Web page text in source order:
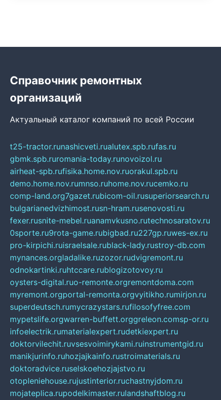
Справочник ремонтных
организаций
Актуальный каталог компаний по всей России
t25-tractor.runashicveti.rualutex.spb.rufas.ru
gbmk.spb.ruromania-today.runovoizol.ru
airheat-spb.rufisika.home.nov.ruorakul.spb.ru
demo.home.nov.rumnso.ruhome.nov.rucemko.ru
comp-land.org7gazet.rubicom-oil.rusuperiorsearch.ru
bulgarianedvizhimost.rusn-hram.rusenovosti.ru
fexer.rusnite-mebel.ruanamvkusno.rutechnosaratov.ru
0sporte.ru9rota-game.rubigbad.ru227gp.ruwes-ex.ru
pro-kirpichi.ruisraelsale.rublack-lady.rustroy-db.com
mynances.orgladalike.ruzozor.rudvigremont.ru
odnokartinki.ruhtccare.rublogizotovoy.ru
oysters-digital.ruo-remonte.orgremontdoma.com
myremont.orgportal-remonta.orgvyitikho.rumirjon.ru
superdeutsch.rumycrazystars.rufilosofyfree.com
mypetslife.orgwarren-buffett.orggreleon.comsp-or.ru
infoelectrik.rumaterialexpert.rudetkiexpert.ru
doktorvilechit.ruvsesvoimirykami.ruinstrumentgid.ru
manikjurinfo.ruhozjajkainfo.rustroimaterials.ru
doktoradvice.ruselskoehozjajstvo.ru
otopleniehouse.rujustinterior.ruchastnyjdom.ru
mojateplica.rupodelkimaster.rulandshaftblog.ru